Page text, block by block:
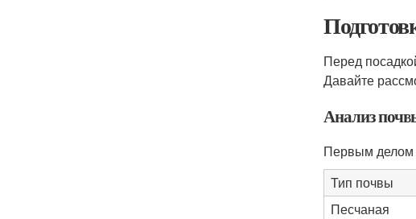
Перед
Давайте
Анализ
Первым делом
Тип почвы
Песчаная